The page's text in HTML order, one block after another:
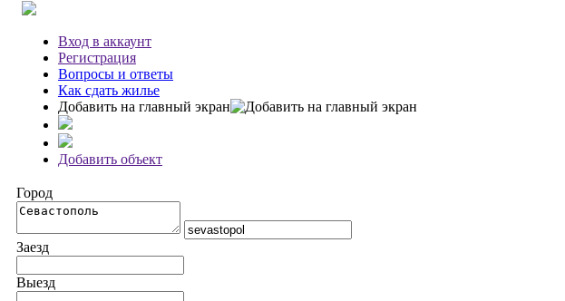
Вход в аккаунт
Регистрация
Вопросы и ответы
Как сдать жилье
Добавить на главный экран
Добавить объект
Город
Заезд
Выезд